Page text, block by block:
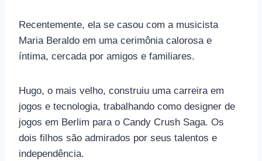
Recentemente, ela se casou com a musicista
Maria Beraldo em uma cerimônia calorosa e
íntima, cercada por amigos e familiares.
Hugo, o mais velho, construiu uma carreira em
jogos e tecnologia, trabalhando como designer de
jogos em Berlim para o Candy Crush Saga. Os
dois filhos são admirados por seus talentos e
independência.